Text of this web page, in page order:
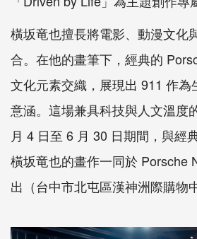
橫坂竜也擅長將電影、動漫文化
合。在他的畫筆下，經典的
文化元素交織，展現出 911 作為
意涵。這場兼具科技與人文溫度
月 4 日至 6 月 30 日期間，與經
橫坂竜也的畫作一同於 Porsche
出（台中市北屯區漢神洲際購物